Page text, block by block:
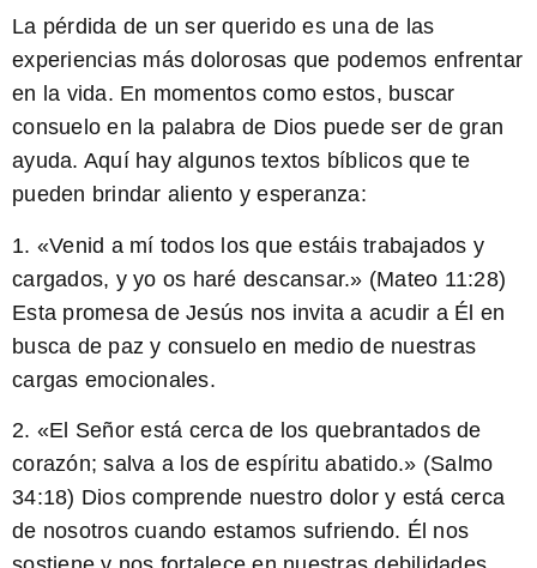
La pérdida de un ser querido es una de las
experiencias más dolorosas que podemos enfrentar
en la vida. En momentos como estos, buscar
consuelo en la palabra de Dios puede ser de gran
ayuda. Aquí hay algunos textos bíblicos que te
pueden brindar aliento y esperanza:
1. «Venid a mí todos los que estáis trabajados y
cargados, y yo os haré descansar.» (Mateo 11:28)
Esta promesa de Jesús nos invita a acudir a Él en
busca de paz y consuelo en medio de nuestras
cargas emocionales.
2. «El Señor está cerca de los quebrantados de
corazón; salva a los de espíritu abatido.» (Salmo
34:18) Dios comprende nuestro dolor y está cerca
de nosotros cuando estamos sufriendo. Él nos